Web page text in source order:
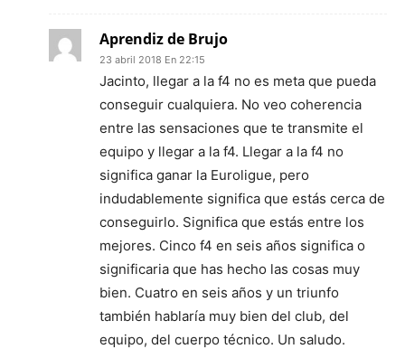
Aprendiz de Brujo
23 abril 2018 En 22:15
Jacinto, llegar a la f4 no es meta que pueda
conseguir cualquiera. No veo coherencia
entre las sensaciones que te transmite el
equipo y llegar a la f4. Llegar a la f4 no
significa ganar la Euroligue, pero
indudablemente significa que estás cerca de
conseguirlo. Significa que estás entre los
mejores. Cinco f4 en seis años significa o
significaria que has hecho las cosas muy
bien. Cuatro en seis años y un triunfo
también hablaría muy bien del club, del
equipo, del cuerpo técnico. Un saludo.